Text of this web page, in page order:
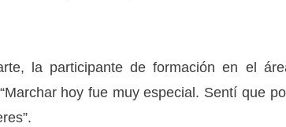
la participante de formación en el
hoy fue muy especial. Sentí que